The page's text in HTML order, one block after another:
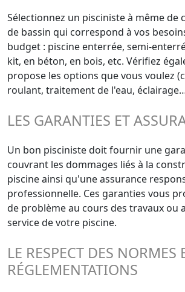
Sélectionnez un pisciniste à même de
de bassin qui correspond à vos
budget : piscine enterrée, semi-
kit, en béton, en bois, etc. Vérifiez
propose les options que vous voulez
roulant, traitement de l'eau,
LES GARANTIES ET
Un bon pisciniste doit fournir une
couvrant les dommages liés à la
piscine ainsi qu'une assurance
professionnelle. Ces garanties vous
de problème au cours des travaux ou
service de votre piscine.
LE RESPECT DES NORMES
RÉGLEMENTATIONS